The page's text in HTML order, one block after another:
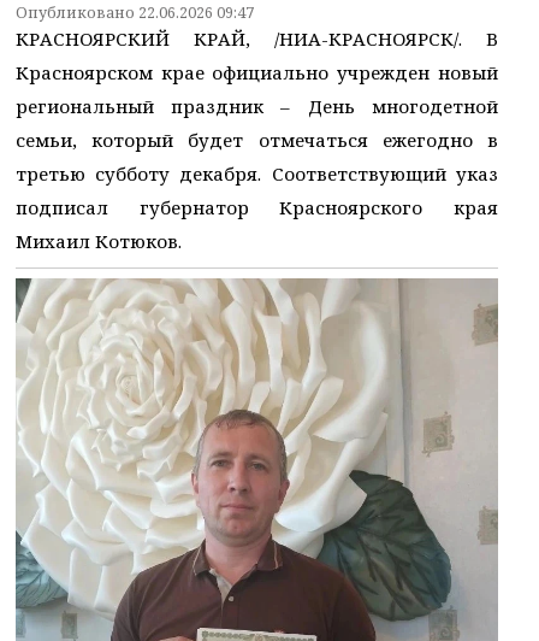
Опубликовано 22.06.2026 09:47
КРАСНОЯРСКИЙ КРАЙ, /НИА-КРАСНОЯРСК/. В
Красноярском крае официально учрежден новый
региональный праздник – День многодетной
семьи, который будет отмечаться ежегодно в
третью субботу декабря. Соответствующий указ
подписал губернатор Красноярского края
Михаил Котюков.